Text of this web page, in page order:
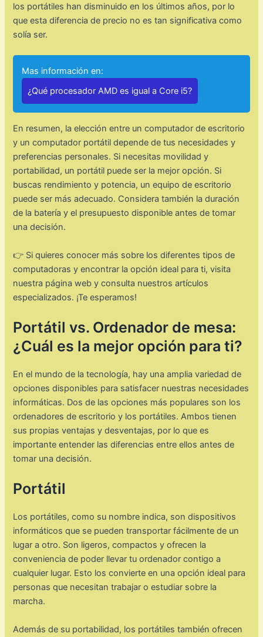
los portátiles han disminuido en los últimos años, por lo
que esta diferencia de precio no es tan significativa como
solía ser.
Mas información en:
¿Qué procesador AMD es igual a Core i5?
En resumen, la elección entre un computador de escritorio
y un computador portátil depende de tus necesidades y
preferencias personales. Si necesitas movilidad y
portabilidad, un portátil puede ser la mejor opción. Si
buscas rendimiento y potencia, un equipo de escritorio
puede ser más adecuado. Considera también la duración
de la batería y el presupuesto disponible antes de tomar
una decisión.
👉 Si quieres conocer más sobre los diferentes tipos de
computadoras y encontrar la opción ideal para ti, visita
nuestra página web y consulta nuestros artículos
especializados. ¡Te esperamos!
Portátil vs. Ordenador de mesa:
¿Cuál es la mejor opción para ti?
En el mundo de la tecnología, hay una amplia variedad de
opciones disponibles para satisfacer nuestras necesidades
informáticas. Dos de las opciones más populares son los
ordenadores de escritorio y los portátiles. Ambos tienen
sus propias ventajas y desventajas, por lo que es
importante entender las diferencias entre ellos antes de
tomar una decisión.
Portátil
Los portátiles, como su nombre indica, son dispositivos
informáticos que se pueden transportar fácilmente de un
lugar a otro. Son ligeros, compactos y ofrecen la
conveniencia de poder llevar tu ordenador contigo a
cualquier lugar. Esto los convierte en una opción ideal para
personas que necesitan trabajar o estudiar sobre la
marcha.
Además de su portabilidad, los portátiles también ofrecen